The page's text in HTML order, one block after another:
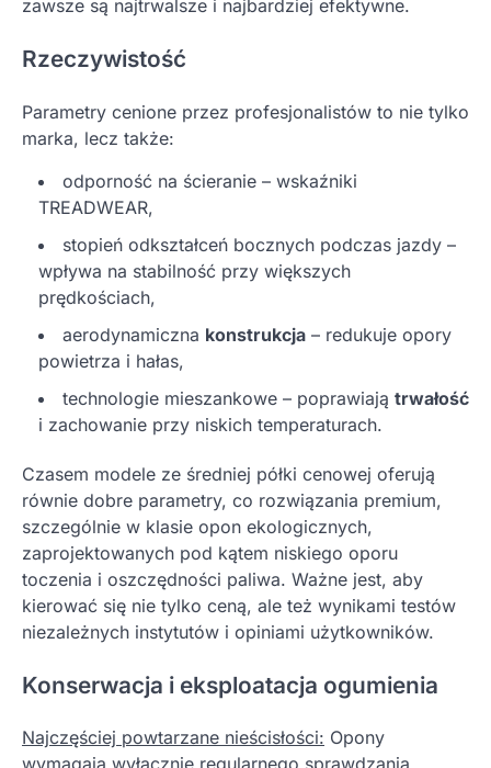
zawsze są najtrwalsze i najbardziej efektywne.
Rzeczywistość
Parametry cenione przez profesjonalistów to nie tylko
marka, lecz także:
odporność na ścieranie – wskaźniki
TREADWEAR,
stopień odkształceń bocznych podczas jazdy –
wpływa na stabilność przy większych
prędkościach,
aerodynamiczna konstrukcja – redukuje opory
powietrza i hałas,
technologie mieszankowe – poprawiają trwałość
i zachowanie przy niskich temperaturach.
Czasem modele ze średniej półki cenowej oferują
równie dobre parametry, co rozwiązania premium,
szczególnie w klasie opon ekologicznych,
zaprojektowanych pod kątem niskiego oporu
toczenia i oszczędności paliwa. Ważne jest, aby
kierować się nie tylko ceną, ale też wynikami testów
niezależnych instytutów i opiniami użytkowników.
Konserwacja i eksploatacja ogumienia
Najczęściej powtarzane nieścisłości: Opony